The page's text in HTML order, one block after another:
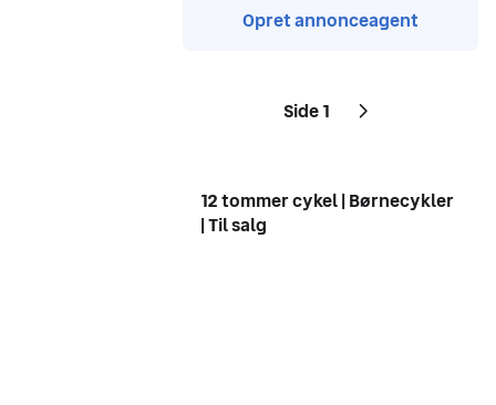
Opret annonceagent
Sider
Side 1 Næste side
ikon
12 tommer cykel | Børnecykler
| Til salg